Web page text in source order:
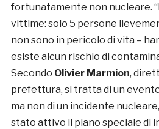
fortunatamente non nucleare.
vittime: solo 5 persone
non sono in pericolo di vita –
esiste alcun rischio di
Secondo Olivier Marmion,
prefettura, si tratta di un
ma non di un incidente
stato attivo il piano speciale di